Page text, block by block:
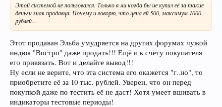
Этой системой не пользовался. Только я ни когда бы не купил её за такие
деньги зная продавца. Почему и говорю, что цена ей 500, максимум 1000
рублей...
Этот продаван Эльба умудряется на других форумах чужой
индюк "Востро" даже продать!!! Ещё и к счёту покупателя
его привязать. Вот и делайте вывод!!!
Ну если не верите, что эта система его окажется "г..но", то
приобретите её за 10 тыс. рублей. Уверен, что он перед
покупкой даже по тестить её не даст! Хотя умеет вшивать в
индикаторы тестовые периоды!